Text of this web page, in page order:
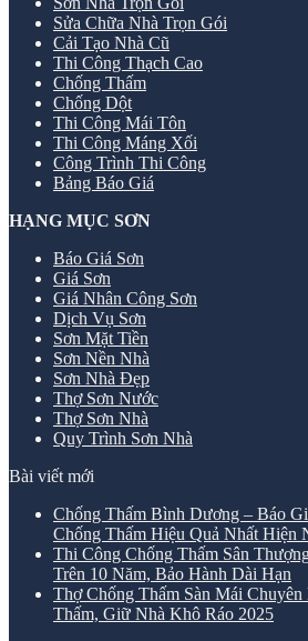
Sửa Chữa Nhà Trọn Gói
Cải Tạo Nhà Cũ
Thi Công Thạch Cao
Chống Thấm
Chống Dột
Thi Công Mái Tôn
Thi Công Máng Xối
Công Trình Thi Công
Bảng Báo Giá
HẠNG MỤC SƠN
Báo Giá Sơn
Giá Sơn
Giá Nhân Công Sơn
Dịch Vụ Sơn
Sơn Mặt Tiền
Sơn Nền Nhà
Sơn Nhà Đẹp
Thợ Sơn Nước
Thợ Sơn Nhà
Quy Trình Sơn Nhà
Bài viết mới
Chống Thấm Bình Dương – Báo
Chống Thấm Hiệu Quả Nhất Hiện
Thi Công Chống Thấm Sân
Trên 10 Năm, Bảo Hành Dài Hạn
Thợ Chống Thấm Sàn Mái
Thấm, Giữ Nhà Khô Ráo 2025